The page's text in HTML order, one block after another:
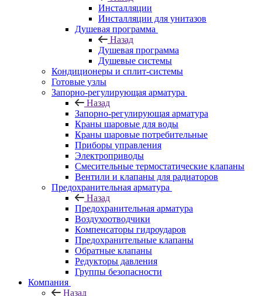
Инсталляции
Инсталляции для унитазов
Душевая программа
Назад
Душевая программа
Душевые системы
Кондиционеры и сплит-системы
Готовые узлы
Запорно-регулирующая арматура
Назад
Запорно-регулирующая арматура
Краны шаровые для воды
Краны шаровые потребительные
Приборы управления
Электроприводы
Смесительные термостатические клапаны
Вентили и клапаны для радиаторов
Предохранительная арматура
Назад
Предохранительная арматура
Воздухоотводчики
Компенсаторы гидроударов
Предохранительные клапаны
Обратные клапаны
Редукторы давления
Группы безопасности
Компания
Назад